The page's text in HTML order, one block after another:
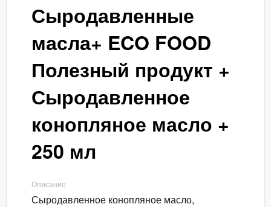
Сыродавленные
масла+ ECO FOOD
Полезный продукт +
Сыродавленное
конопляное масло +
250 мл
Описание
Сыродавленное конопляное масло,